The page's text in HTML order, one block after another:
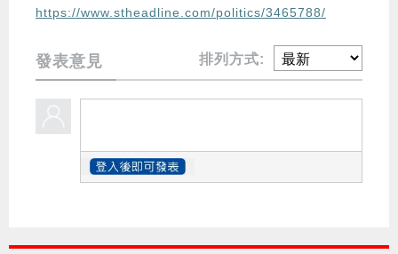
https://www.stheadline.com/politics/3465788/
發表意見 排列方式: